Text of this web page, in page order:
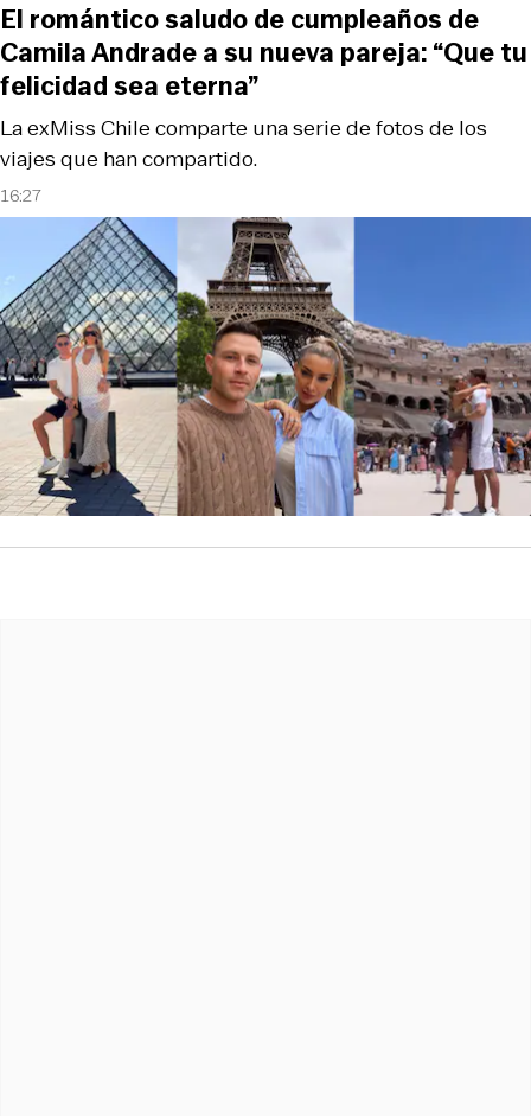
16:27
La exMiss Chile comparte una serie de fotos de los
viajes que han compartido.
El romántico saludo de cumpleaños de
Camila Andrade a su nueva pareja: “Que tu
felicidad sea eterna”